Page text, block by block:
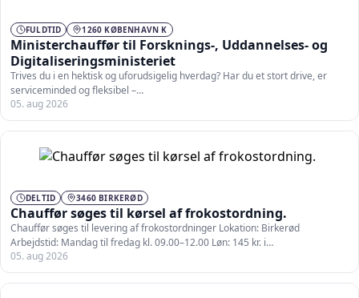
FULDTID 1260 KØBENHAVN K
Ministerchauffør til Forsknings-, Uddannelses- og
Digitaliseringsministeriet
Trives du i en hektisk og uforudsigelig hverdag? Har du et stort drive, er
serviceminded og fleksibel –…
05. aug 2026
DELTID 3460 BIRKERØD
Chauffør søges til kørsel af frokostordning.
Chauffør søges til levering af frokostordninger Lokation: Birkerød
Arbejdstid: Mandag til fredag kl. 09.00–12.00 Løn: 145 kr. i…
05. aug 2026